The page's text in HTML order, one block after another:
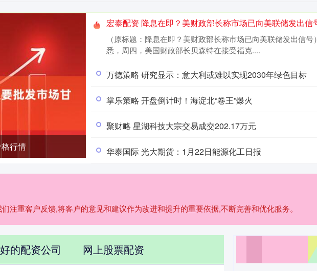
行情
宏泰配资 降息在即？美财政部长称市场已向美联储发出信
（原标题：降息在即？美财政部长称市场已向美联储发出信
悉，周四，美国财政部长贝森特在接受福克....
万德策略 研究显示：意大利或难以实现2030年绿色目标
掌乐策略 开盘倒计时！海淀北“卷王”爆火
聚财略 星湖科技大宗交易成交202.17万元
华泰国际 光大期货：1月22日能源化工日报
注重客户反馈,将客户的意见和建议作为改进和提升的重要依据,不断完善和优化服务。
的配资公司 网上股票配资